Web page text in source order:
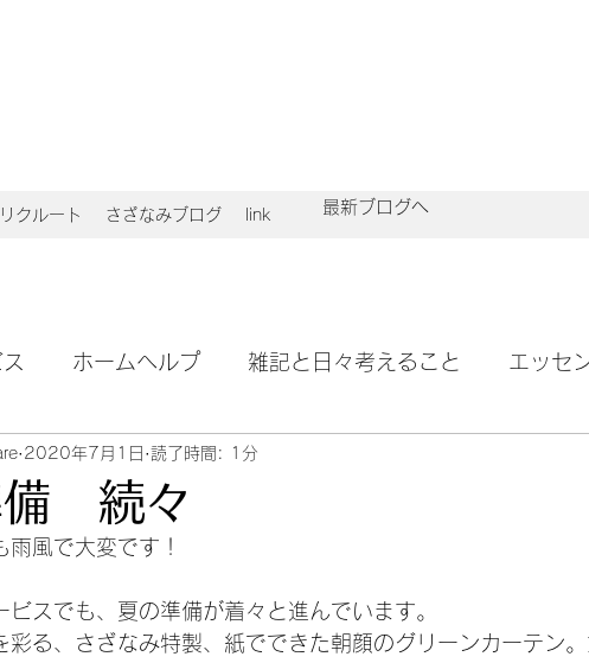
リクルート さざなみブログ link 最新ブログへ
ホームヘルプ 雑記と日々考えること エッセ
備 続々
2020年7月1日 読了時間: 1分
雨風で大変です！
ビスでも、夏の準備が着々と進んでいます。
彩る、さざなみ特製、紙でできた朝顔のグリーンカーテン